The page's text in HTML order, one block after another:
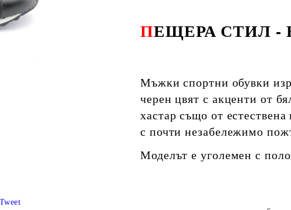
ПЕЩЕРА СТИЛ
Мъжки спортни обувки
черен цвят с акценти от
хастар също от
с почти незабележимо
Моделът е уголемен с
Tweet